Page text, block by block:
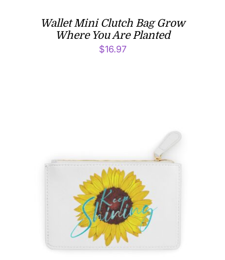
Wallet Mini Clutch Bag Grow
Where You Are Planted
$16.97